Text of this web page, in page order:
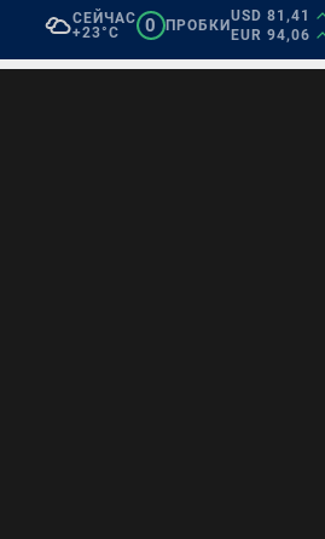
СЕЙЧАС
+23°C
0 ПРОБКИ
USD 81,41
EUR 94,06